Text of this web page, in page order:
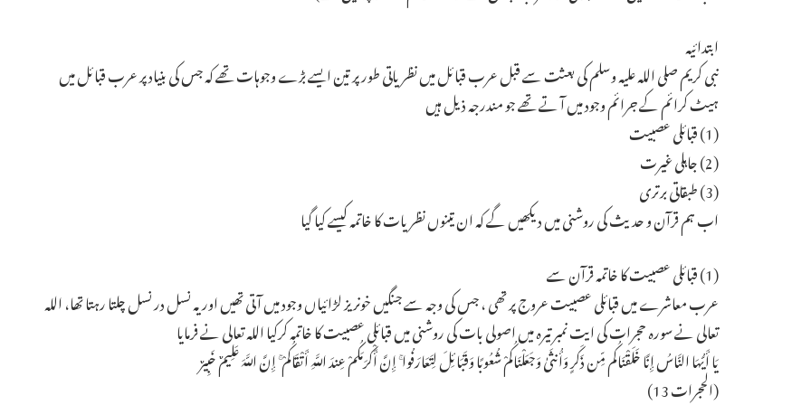
ابتدائیہ
نبی کریم صلی اللہ علیہ وسلم کی بعثت سے قبل عرب قبائل میں نظریاتی طور پر تین ایسے بڑے وجوہات تھے کہ جس کی بنیاد پر عرب قبائل میں
ہیٹ کرائم کے جرائم وجود میں آ تے تھے جو مندرجہ ذیل ہیں ـ
(1) قبائلی عصبیت
(2) جاہلی غیرت
(3) طبقاتی برتری
اب ہم قرآن و حدیث کی روشنی میں دیکھیں گے کہ ان تینوں نظریات کا خاتمہ کیسے کیا گیا ـ
(1) قبائلی عصبیت کا خاتمہ قرآن سے
عرب معاشرے میں قبائلی عصبیت عروج پر تھی ، جس کی وجہ سے جنگیں خونریز لڑائیاں وجود میں آتی تھیں اور یہ نسل در نسل چلتا رہتا تھا، اللہ
تعالی نے سورہ حجرات کی ایت نمبر تیرہ میں اصولی بات کی روشنی میں قبائلی عصبیت کا خاتمہ کرکیا اللہ تعالی نے فرمایا ـ
يَا أَيُّهَا النَّاسُ إِنَّا خَلَقْنَاكُم مِّن ذَكَرٍ وَأُنثَىٰ وَجَعَلْنَاكُمْ شُعُوبًا وَقَبَائِلَ لِتَعَارَفُوا ۚ إِنَّ أَكْرَمَكُمْ عِندَ اللَّهِ أَتْقَاكُمْ ۚ إِنَّ اللَّهَ عَلِيمٌ خَبِيرٌ
(الحجرات 13)